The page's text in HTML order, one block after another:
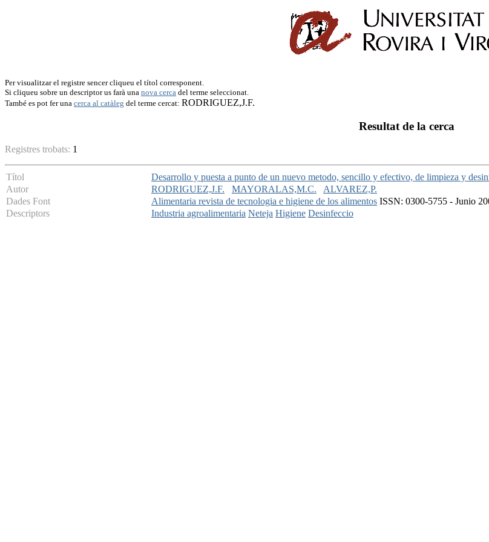
Per visualitzar el registre sencer cliqueu el títol corresponent.
Si cliqueu sobre un descriptor us farà una nova cerca del terme seleccionat.
També es pot fer una cerca al catàleg del terme cercat: RODRIGUEZ,J.F.
Resultat de la cerca
Registres trobats: 1
Títol
Desarrollo y puesta a punto de un nuevo metodo, sencillo y efectivo, de limpieza y
Autor
RODRIGUEZ,J.F. MAYORALAS,M.C.
ALVAREZ,P.
Dades Font
Alimentaria revista de tecnologia e higiene de los alimentos ISSN: 0300-5755 - Junio
Descriptors
Industria agroalimentaria Neteja Higiene Desinfeccio